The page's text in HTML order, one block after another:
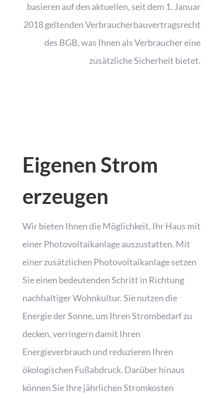
basieren auf den aktuellen, seit dem 1. Januar
2018 geltenden Verbraucherbauvertragsrecht
des BGB, was Ihnen als Verbraucher eine
zusätzliche Sicherheit bietet.
Eigenen Strom
erzeugen
Wir bieten Ihnen die Möglichkeit, Ihr Haus mit
einer Photovoltaikanlage auszustatten. Mit
einer zusätzlichen Photovoltaikanlage setzen
Sie einen bedeutenden Schritt in Richtung
nachhaltiger Wohnkultur. Sie nutzen die
Energie der Sonne, um Ihren Strombedarf zu
decken, verringern damit Ihren
Energieverbrauch und reduzieren Ihren
ökologischen Fußabdruck. Darüber hinaus
können Sie Ihre jährlichen Stromkosten